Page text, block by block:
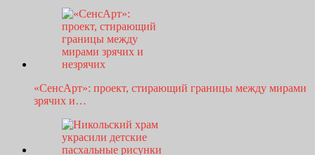
«СенсАрт»: проект, стирающий границы между мирами
зрячих и…